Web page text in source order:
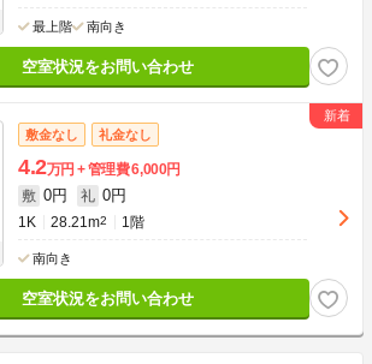
最上階 南向き
空室状況をお問い合わせ
敷金なし 礼金なし
4.2万円 管理費6,000円
敷 0円 礼 0円
1K 28.21m2 1階
南向き
空室状況をお問い合わせ